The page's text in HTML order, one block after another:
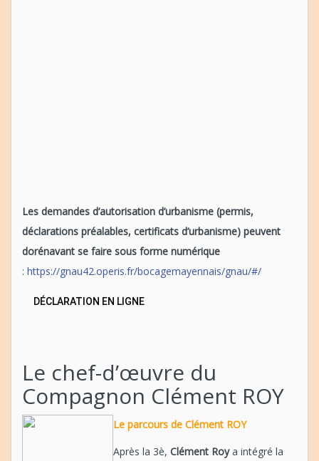
Les demandes d’autorisation d’urbanisme (permis,
déclarations préalables, certificats d’urbanisme) peuvent
dorénavant se faire sous forme numérique
: https://gnau42.operis.fr/bocagemayennais/gnau/#/
DÉCLARATION EN LIGNE
Le chef-d’œuvre du
Compagnon Clément ROY
Le parcours de Clément ROY
Après la 3è, Clément Roya intégré la